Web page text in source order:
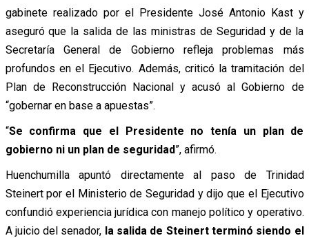
gabinete realizado por el Presidente José Antonio Kast y
aseguró que la salida de las ministras de Seguridad y de la
Secretaría General de Gobierno refleja problemas más
profundos en el Ejecutivo. Además, criticó la tramitación del
Plan de Reconstrucción Nacional y acusó al Gobierno de
“gobernar en base a apuestas”.
“Se confirma que el Presidente no tenía un plan de
gobierno ni un plan de seguridad”, afirmó.
Huenchumilla apuntó directamente al paso de Trinidad
Steinert por el Ministerio de Seguridad y dijo que el Ejecutivo
confundió experiencia jurídica con manejo político y operativo.
A juicio del senador, la salida de Steinert terminó siendo el